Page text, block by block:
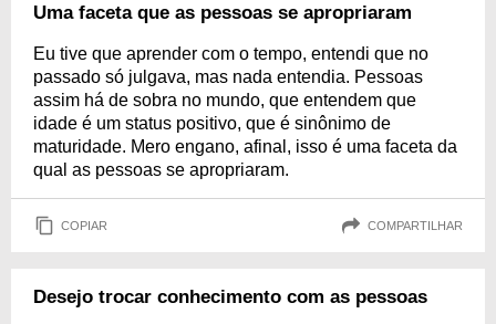
Uma faceta que as pessoas se apropriaram
Eu tive que aprender com o tempo, entendi que no
passado só julgava, mas nada entendia. Pessoas
assim há de sobra no mundo, que entendem que
idade é um status positivo, que é sinônimo de
maturidade. Mero engano, afinal, isso é uma faceta da
qual as pessoas se apropriaram.
COPIAR COMPARTILHAR
Desejo trocar conhecimento com as pessoas